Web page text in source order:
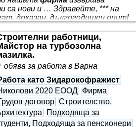
са нови и … Здравейте, *** на
доказан, дългогодишен опит!
да останете доволни,
от работата ни. Към
работници,
на турбозолна
обява за работа в Варна
като Зидарокофражист
2020 ЕООД Фирма
договор Строителство,
Подходяща за
Подходяща за пенсионери